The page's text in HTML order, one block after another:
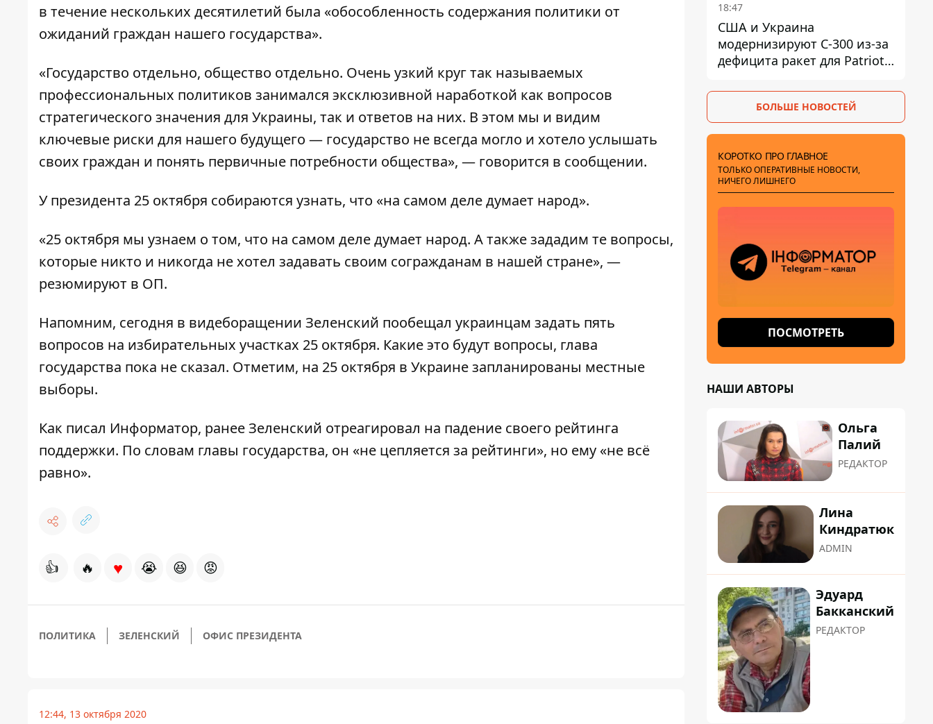
в течение нескольких десятилетий была «обособленность содержания политики от
ожиданий граждан нашего государства».
«Государство отдельно, общество отдельно. Очень узкий круг так называемых
профессиональных политиков занимался эксклюзивной наработкой как вопросов
стратегического значения для Украины, так и ответов на них. В этом мы и видим
ключевые риски для нашего будущего — государство не всегда могло и хотело услышать
своих граждан и понять первичные потребности общества», — говорится в сообщении.
У президента 25 октября собираются узнать, что «на самом деле думает народ».
«25 октября мы узнаем о том, что на самом деле думает народ. А также зададим те вопросы,
которые никто и никогда не хотел задавать своим согражданам в нашей стране», —
резюмируют в ОП.
Напомним, сегодня в видеборащении Зеленский пообещал украинцам задать пять
вопросов на избирательных участках 25 октября. Какие это будут вопросы, глава
государства пока не сказал. Отметим, на 25 октября в Украине запланированы местные
выборы.
Как писал Информатор, ранее Зеленский отреагировал на падение своего рейтинга
поддержки. По словам главы государства, он «не цепляется за рейтинги», но ему «не всё
равно».
👍 🔥 ♥ 😭 😆 😡
ПОЛИТИКА ЗЕЛЕНСКИЙ ОФИС ПРЕЗИДЕНТА
12:44, 13 октября 2020
18:47
США и Украина
модернизируют С-300 из-за
дефицита ракет для Patriot -
БОЛЬШЕ НОВОСТЕЙ
КОРОТКО ПРО ГЛАВНОЕ
ТОЛЬКО ОПЕРАТИВНЫЕ НОВОСТИ,
НИЧЕГО ЛИШНЕГО
ПОСМОТРЕТЬ
НАШИ АВТОРЫ
Ольга
Палий
РЕДАКТОР
Лина
Киндратюк
ADMIN
Эдуард
Бакканский
РЕДАКТОР